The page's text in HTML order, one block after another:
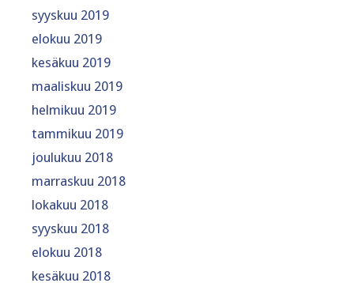
syyskuu 2019
elokuu 2019
kesäkuu 2019
maaliskuu 2019
helmikuu 2019
tammikuu 2019
joulukuu 2018
marraskuu 2018
lokakuu 2018
syyskuu 2018
elokuu 2018
kesäkuu 2018